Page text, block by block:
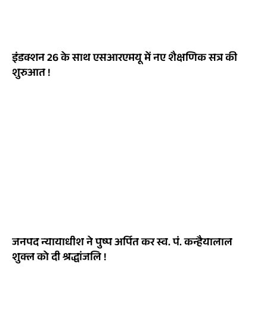
इंडक्शन 26 के साथ एसआरएमयू में नए शैक्षणिक सत्र की
शुरुआत !
जनपद न्यायाधीश ने पुष्प अर्पित कर स्व. पं. कन्हैयालाल
शुक्ल को दी श्रद्धांजलि !